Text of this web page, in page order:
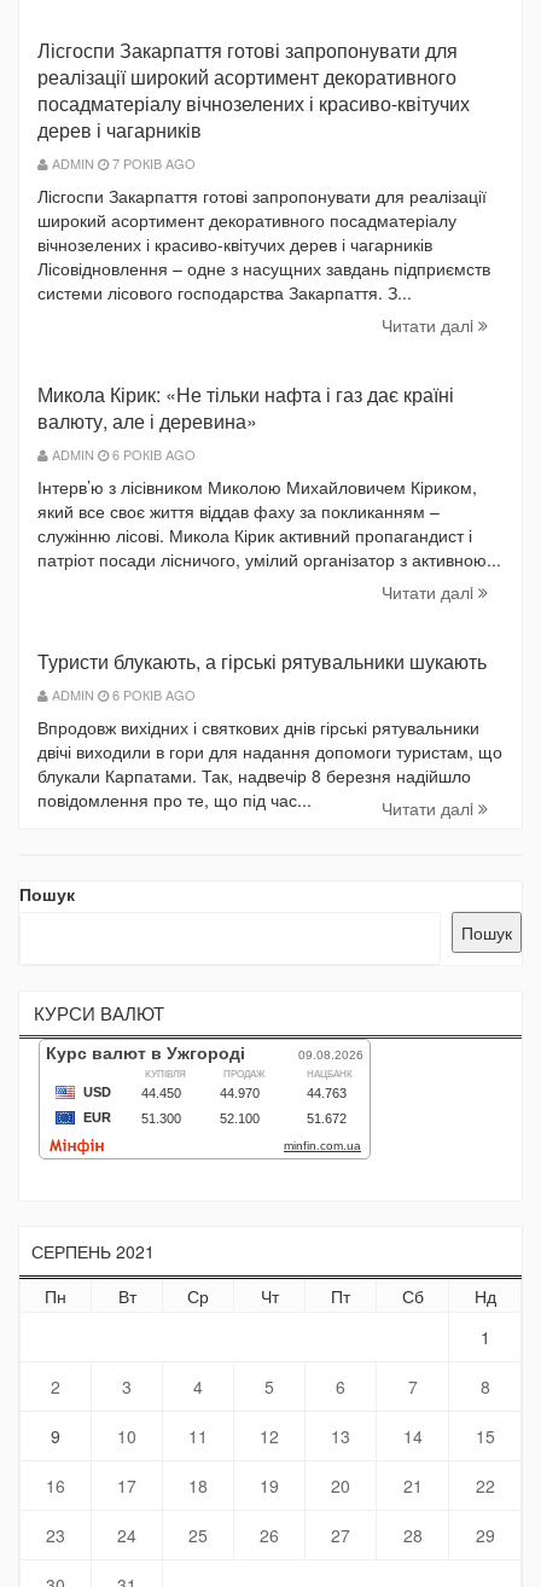
Лісгоспи Закарпаття готові запропонувати для
реалізації широкий асортимент декоративного
посадматеріалу вічнозелених і красиво-квітучих
дерев і чагарників
ADMIN 7 РОКІВ AGO
Лісгоспи Закарпаття готові запропонувати для реалізації
широкий асортимент декоративного посадматеріалу
вічнозелених і красиво-квітучих дерев і чагарників
Лісовідновлення – одне з насущних завдань підприємств
системи лісового господарства Закарпаття. З...
Читати далi
Микола Кірик: «Не тільки нафта і газ дає країні
валюту, але і деревина»
ADMIN 6 РОКІВ AGO
Інтерв’ю з лісівником Миколою Михайловичем Кіриком,
який все своє життя віддав фаху за покликанням –
служінню лісові. Микола Кірик активний пропагандист і
патріот посади лісничого, умілий організатор з активною...
Читати далi
Туристи блукають, а гірські рятувальники шукають
ADMIN 6 РОКІВ AGO
Впродовж вихідних і святкових днів гірські рятувальники
двічі виходили в гори для надання допомоги туристам, що
блукали Карпатами. Так, надвечір 8 березня надійшло
повідомлення про те, що під час...
Читати далi
Пошук
Пошук
КУРСИ ВАЛЮТ
СЕРПЕНЬ 2021
Пн
Вт Ср Чт Пт Сб
Нд
1
2 3 4 5 6 7 8
9 10 11 12 13 14 15
16 17 18 19 20 21 22
23 24 25 26 27 28 29